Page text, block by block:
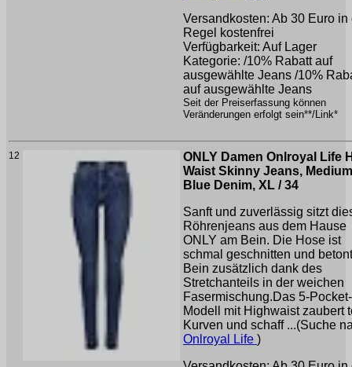
Versandkosten: Ab 30 Euro in
Regel kostenfrei
Verfügbarkeit: Auf Lager
Kategorie: /10% Rabatt auf
ausgewählte Jeans /10%
auf ausgewählte Jeans
Seit der Preiserfassung können
Veränderungen erfolgt sein**/Link*
12
ONLY Damen Onlroyal Life
Waist Skinny Jeans, Medium
Blue Denim, XL / 34
Sanft und zuverlässig sitzt
Röhrenjeans aus dem Hause
ONLY am Bein. Die Hose ist
schmal geschnitten und
Bein zusätzlich dank des
Stretchanteils in der weichen
Fasermischung.Das 5-Pocket-
Modell mit Highwaist zaubert
Kurven und schaff ...(Suche
Onlroyal Life )